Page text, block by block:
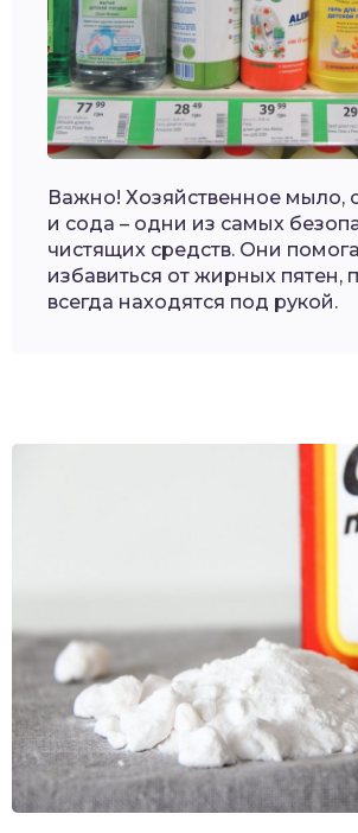
Важно! Хозяйственное мыло,
и сода – одни из самых
чистящих средств. Они
избавиться от жирных пятен,
всегда находятся под рукой.